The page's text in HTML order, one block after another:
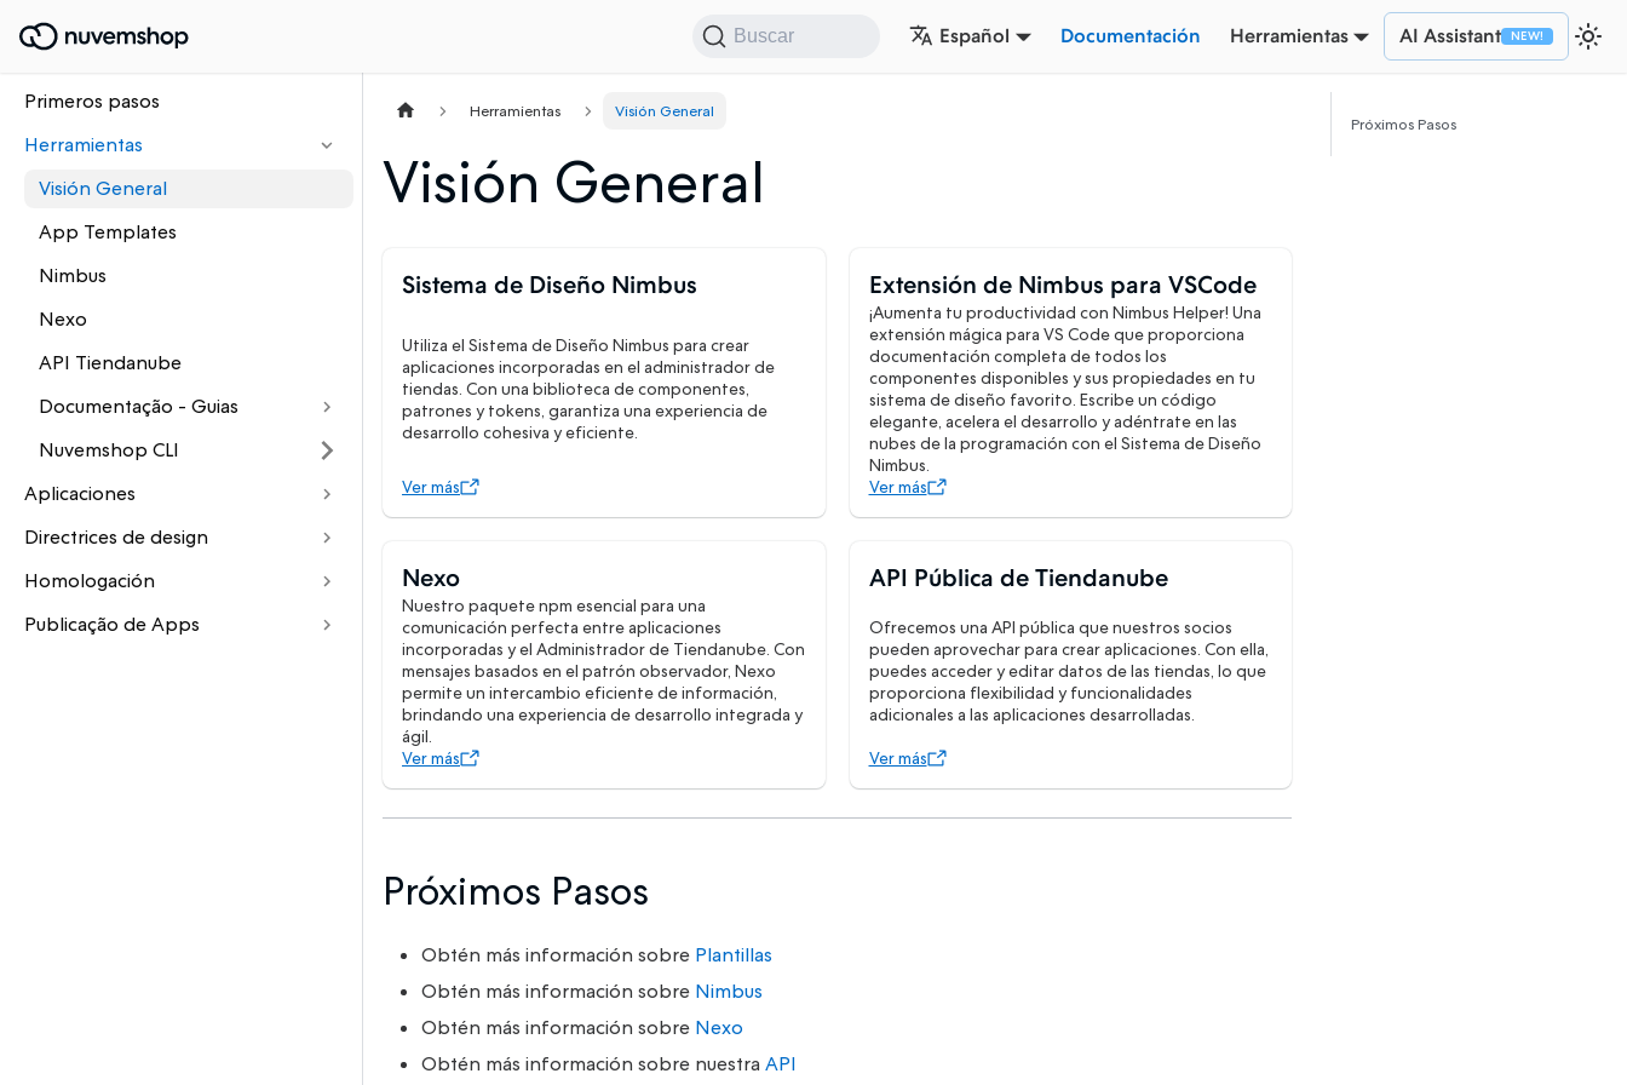
Buscar Español Documentación Herramientas AI Assistant
Primeros pasos
Herramientas
Visión General
App Templates
Nimbus
Nexo
API Tiendanube
Documentação - Guias
Nuvemshop CLI
Aplicaciones
Directrices de design
Homologación
Publicação de Apps
Herramientas Visión General
Visión General
Sistema de Diseño Nimbus
Utiliza el Sistema de Diseño Nimbus para crear
aplicaciones incorporadas en el administrador de
tiendas. Con una biblioteca de componentes,
patrones y tokens, garantiza una experiencia de
desarrollo cohesiva y eficiente.
Ver más
Extensión de Nimbus para VSCode
¡Aumenta tu productividad con Nimbus Helper! Una
extensión mágica para VS Code que proporciona
documentación completa de todos los
componentes disponibles y sus propiedades en tu
sistema de diseño favorito. Escribe un código
elegante, acelera el desarrollo y adéntrate en las
nubes de la programación con el Sistema de Diseño
Nimbus.
Ver más
Nexo
Nuestro paquete npm esencial para una
comunicación perfecta entre aplicaciones
incorporadas y el Administrador de Tiendanube. Con
mensajes basados en el patrón observador, Nexo
permite un intercambio eficiente de información,
brindando una experiencia de desarrollo integrada y
ágil.
Ver más
API Pública de Tiendanube
Ofrecemos una API pública que nuestros socios
pueden aprovechar para crear aplicaciones. Con ella,
puedes acceder y editar datos de las tiendas, lo que
proporciona flexibilidad y funcionalidades
adicionales a las aplicaciones desarrolladas.
Ver más
Próximos Pasos
Obtén más información sobre Plantillas
Obtén más información sobre Nimbus
Obtén más información sobre Nexo
Obtén más información sobre nuestra API
Próximos Pasos